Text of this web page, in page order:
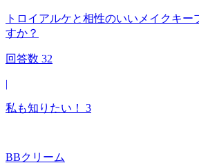
トロイアルケと相性のいいメイクキー
すか？
回答数 32
|
私も知りたい！ 3
BBクリーム